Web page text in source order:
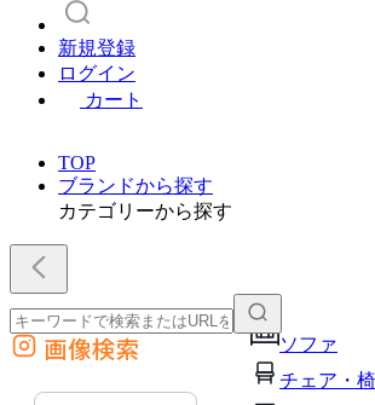
新規登録
ログイン
カート
TOP
ブランドから探す
カテゴリーから探す
ソファ
チェア・
外部サイトの商品をカートに追加
他のサイトで見つけた商品ページのURLを貼り付けて、カートに追加で
画像検索